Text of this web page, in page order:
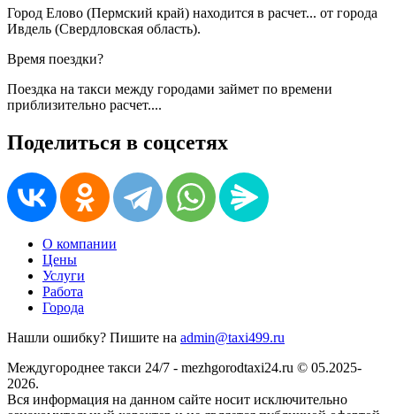
Город Елово (Пермский край) находится в расчет... от города
Ивдель (Свердловская область).
Время поездки?
Поездка на такси между городами займет по времени
приблизительно расчет....
Поделиться в соцсетях
О компании
Цены
Услуги
Работа
Города
Нашли ошибку? Пишите на admin@taxi499.ru
Междугороднее такси 24/7 - mezhgorodtaxi24.ru © 05.2025-
2026.
Вся информация на данном сайте носит исключительно